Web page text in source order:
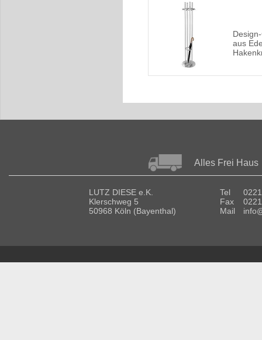
aus
Alles Frei Haus
LUTZ DIESE e.K.
Klerschweg 5
50968 Köln (Bayenthal)
Tel
Fax
Mail